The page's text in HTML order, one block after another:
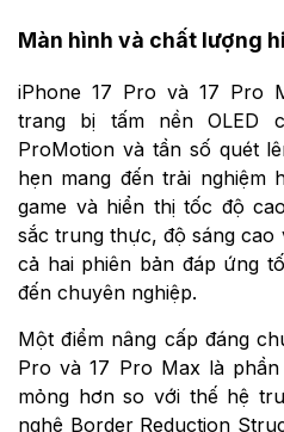
Màn hình và chất lượng
iPhone 17 Pro và 17 Pro
trang bị tấm nền OLED
ProMotion và tần số quét
hẹn mang đến trải nghiệm
game và hiển thị tốc độ
sắc trung thực, độ sáng cao
cả hai phiên bản đáp ứng
đến chuyên nghiệp.
Một điểm nâng cấp đáng
Pro và 17 Pro Max là
mỏng hơn so với thế hệ
nghệ Border Reduction